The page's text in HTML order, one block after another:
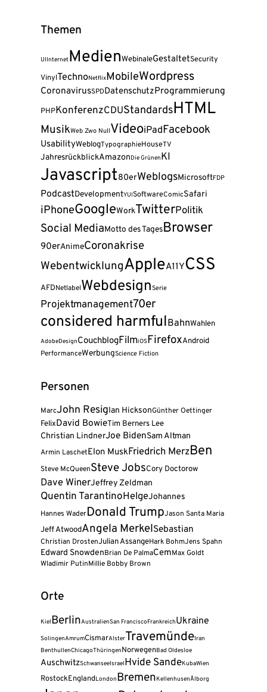
Themen
UIInternetMedienWebinaleGestaltetSecurity
VinylTechnoNetflixMobileWordpress
CoronavirusSPDDatenschutzProgrammierung
PHPKonferenzCDUStandardsHTML
MusikWeb Zwo NullVideoiPadFacebook
UsabilityWeblogTypographieHouseTV
JahresrückblickAmazonDie GrünenKI
Javascript80erWeblogsMicrosoftFDP
PodcastDevelopmentYUISoftwareComicSafari
iPhoneGoogleWorkTwitterPolitik
Social MediaMotto des TagesBrowser
90erAnimeCoronakrise
WebentwicklungAppleA11YCSS
AFDNetlabelWebdesignSerie
Projektmanagement70er
considered harmfulBahnWahlen
AdobeDesignCouchblogFilmiOSFirefoxAndroid
PerformanceWerbungScience Fiction
Personen
MarcJohn ResigIan HicksonGünther Oettinger
FelixDavid BowieTim Berners Lee
Christian LindnerJoe BidenSam Altman
Armin LaschetElon MuskFriedrich MerzBen
Steve McQueenSteve JobsCory Doctorow
Dave WinerJeffrey Zeldman
Quentin TarantinoHelgeJohannes
Hannes WaderDonald TrumpJason Santa Maria
Jeff AtwoodAngela MerkelSebastian
Christian DrostenJulian AssangeHark BohmJens Spahn
Edward SnowdenBrian De PalmaCemMax Goldt
Wladimir PutinMillie Bobby Brown
Orte
KielBerlinAustralienSan FranciscoFrankreichUkraine
SolingenAmrumCismarAlsterTravemündeIran
BenthullenChicagoThüringenNorwegenBad Oldesloe
AuschwitzSchwanseeIsraelHvide SandeKubaWien
RostockEnglandLondonBremenKellenhusenÅlborg